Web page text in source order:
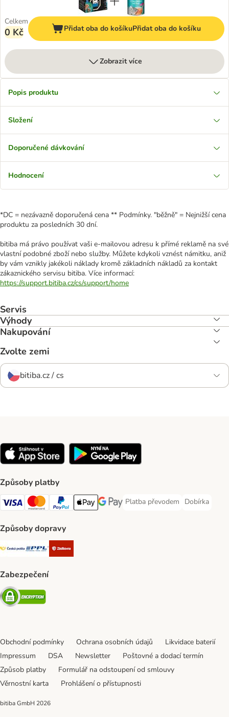
Celkem
0 Kč Přidat oba do košíkuPřidat oba do košíku
Zobrazit více
Popis produktu
Složení
Doporučené dávkování
Hodnocení
*DC = nezávazně doporučená cena ** Podmínky. "běžně" = Nejnižší cena
produktu za posledních 30 dní.
bitiba má právo používat vaši e-mailovou adresu k přímé reklamě na své
vlastní podobné zboží nebo služby. Můžete kdykoli vznést námitku, aniž
by vám vznikly jakékoli náklady kromě základních nákladů za kontakt
zákaznického servisu bitiba. Více informací:
https://support.bitiba.cz/cs/support/home
Servis
Výhody
Nakupování
Zvolte zemi
bitiba.cz / cs
Způsoby platby
Visa Payment Method
mastercard Payment Method
PayPal Payment Method
Apple pay Payment Method
Google Pay Payment Method
Platba převodem
Platba převodem Payment
Dobírka
Dobírka
Způsoby dopravy
Česká pošta Shipping Method
PPL Shipping Method
Zabezpečení
Security
Obchodní podmínky Ochrana osobních údajů
Likvidace baterií
Impressum
DSA Newsletter
Poštovné a dodací termín
Způsob platby
Formulář na odstoupení od smlouvy
Věrnostní karta
Prohlášení o přístupnosti
bitiba GmbH 2026